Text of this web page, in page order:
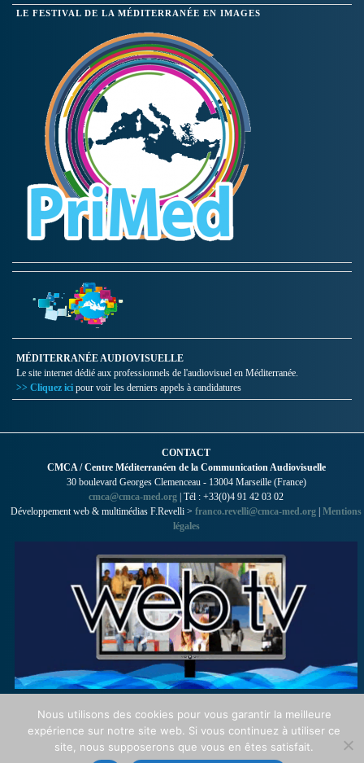
LE FESTIVAL DE LA MÉDITERRANÉE EN IMAGES
MÉDITERRANÉE AUDIOVISUELLE
Le site internet dédié aux professionnels de l'audiovisuel en Méditerranée.
>> Cliquez ici pour voir les derniers appels à candidatures
CONTACT
CMCA / Centre Méditerranéen de la Communication Audiovisuelle
30 boulevard Georges Clemenceau - 13004 Marseille (France)
cmca@cmca-med.org | Tél : +33(0)4 91 42 03 02
Développement web & multimédias F.Revelli > franco.revelli@cmca-med.org Mentions
légales
Nous utilisons des cookies pour vous garantir la meilleure
expérience sur notre site web. Si vous continuez à utiliser ce
site, nous supposerons que vous en êtes satisfait.